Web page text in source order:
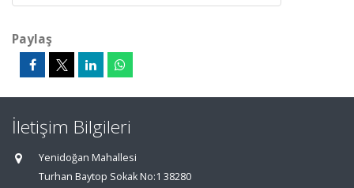
Paylaş
İletişim Bilgileri
Yenidoğan Mahallesi
Turhan Baytop Sokak No:1 38280